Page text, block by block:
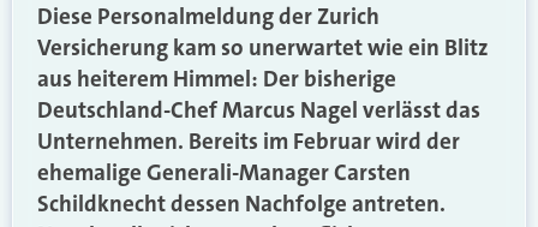
Diese Personalmeldung der Zurich
Versicherung kam so unerwartet wie ein Blitz
aus heiterem Himmel: Der bisherige
Deutschland-Chef Marcus Nagel verlässt das
Unternehmen. Bereits im Februar wird der
ehemalige Generali-Manager Carsten
Schildknecht dessen Nachfolge antreten.